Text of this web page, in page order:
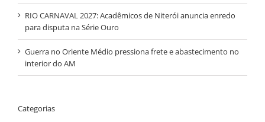
RIO CARNAVAL 2027: Acadêmicos de Niterói anuncia enredo
para disputa na Série Ouro
Guerra no Oriente Médio pressiona frete e abastecimento no
interior do AM
Categorias